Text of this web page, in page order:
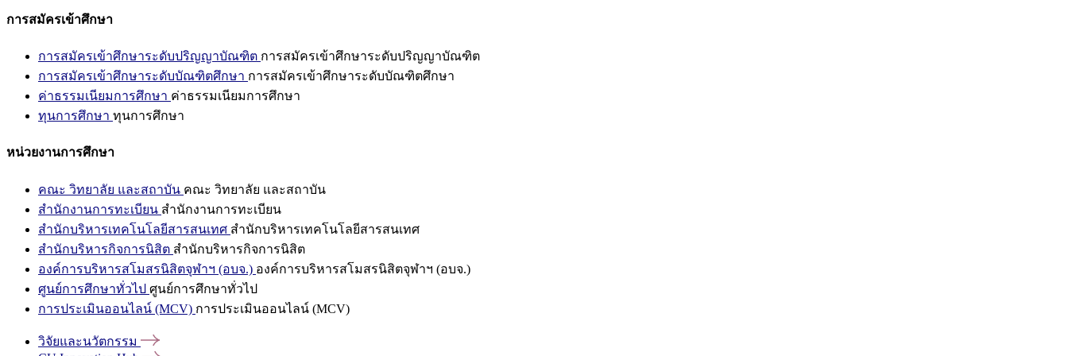
การสมัครเข้าศึกษา
การสมัครเข้าศึกษาระดับปริญญาบัณฑิต การสมัครเข้าศึกษาระดับปริญญาบัณฑิต
การสมัครเข้าศึกษาระดับบัณฑิตศึกษา การสมัครเข้าศึกษาระดับบัณฑิตศึกษา
ค่าธรรมเนียมการศึกษา ค่าธรรมเนียมการศึกษา
ทุนการศึกษา ทุนการศึกษา
หน่วยงานการศึกษา
คณะ วิทยาลัย และสถาบัน คณะ วิทยาลัย และสถาบัน
สำนักงานการทะเบียน สำนักงานการทะเบียน
สำนักบริหารเทคโนโลยีสารสนเทศ สำนักบริหารเทคโนโลยีสารสนเทศ
สำนักบริหารกิจการนิสิต สำนักบริหารกิจการนิสิต
องค์การบริหารสโมสรนิสิตจุฬาฯ (อบจ.) องค์การบริหารสโมสรนิสิตจุฬาฯ (อบจ.)
ศูนย์การศึกษาทั่วไป ศูนย์การศึกษาทั่วไป
การประเมินออนไลน์ (MCV) การประเมินออนไลน์ (MCV)
วิจัยและนวัตกรรม